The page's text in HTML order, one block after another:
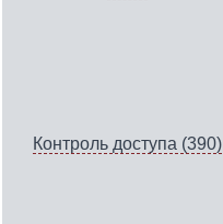
Контроль доступа (390)